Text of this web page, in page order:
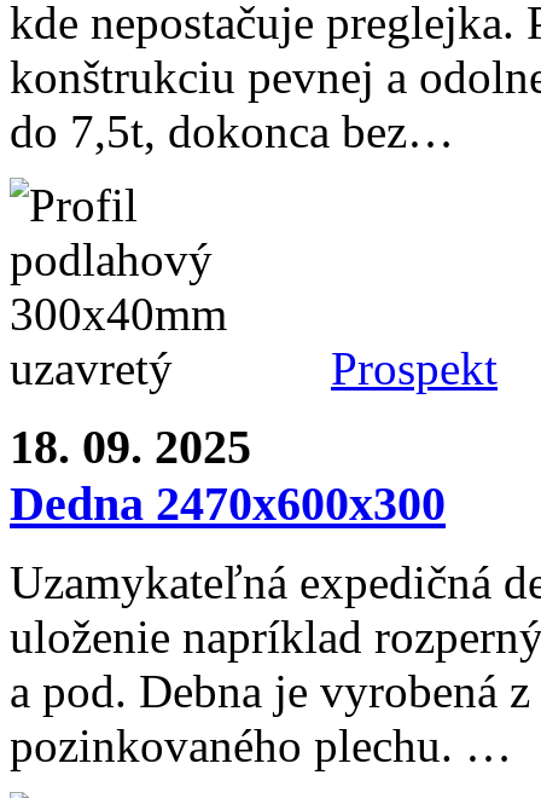
kde nepostačuje
konštrukciu pevnej a
do 7,5t, dokonca bez…
Prospekt
18. 09. 2025
Dedna 2470x600x300
Uzamykateľná expedičná
uloženie napríklad
a pod. Debna je vyrobená
pozinkovaného plechu. …